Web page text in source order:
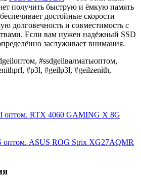
получить быструю и ёмкую память
достойные скорости
долговечность и совместимость с
Если вам нужен надёжный SSD
заслуживает внимания.
#ssdgeilвалматыоптом,
#p3l, #geilp3l, #geilzenith,
оптом. RTX 4060 GAMING X 8G
ASUS ROG Strix XG27AQMR